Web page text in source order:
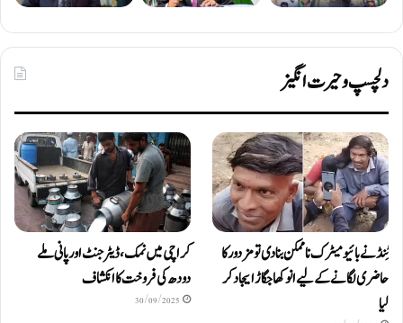
دلچسپ و حیرت انگیز
ٹِنڈ نے بائیومیٹرک ناممکن بنا دی تو مزدور کا
حاضری لگانے کے لیے انوکھا جگاڑ ایجاد کر
لیا
کراچی میں نمک، ڈیٹرجنٹ اور پانی ملے
دودھ کی فروخت کا انکشاف
30/09/2025